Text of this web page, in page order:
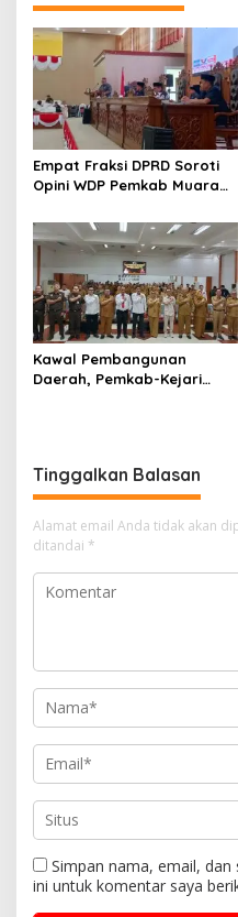
Empat Fraksi DPRD Soroti
Opini WDP Pemkab Muara
Kelola Keuangan
Kawal Pembangunan
Daerah, Pemkab-Kejari
Tinggalkan Balasan
Alamat email Anda tidak akan
ditandai *
Simpan nama, email,
ini untuk komentar saya